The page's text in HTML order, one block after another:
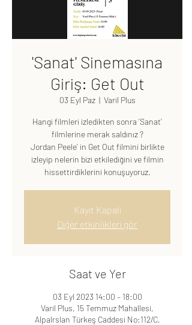
'Sanat' Sinemasına
Giriş: Get Out
03 Eyl Paz
  |
Varil Plus
Hangi filmleri izledikten sonra ‘Sanat’
filmlerine merak saldınız ?
Jordan Peele’ in Get Out filmini birlikte
izleyip nelerin bizi etkilediğini ve filmin
hissettirdiklerini konuşuyoruz.
Kayıt Kapalı
Diğer etkinlikleri gör
Saat ve Yer
03 Eyl 2023 14:00 – 18:00
Varil Plus, 15 Temmuz Mahallesi,
Alpalrslan Türkeş Caddesi No:112/C,